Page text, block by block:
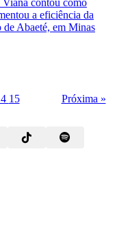
contou como
a eficiência da
Abaeté, em Minas
15 Próxima »